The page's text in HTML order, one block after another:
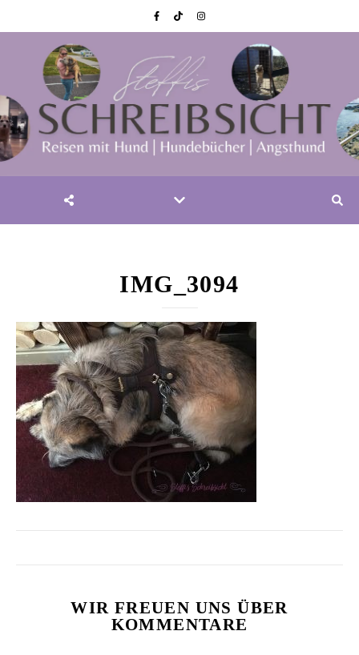
IMG_3094
WIR FREUEN UNS ÜBER
KOMMENTARE